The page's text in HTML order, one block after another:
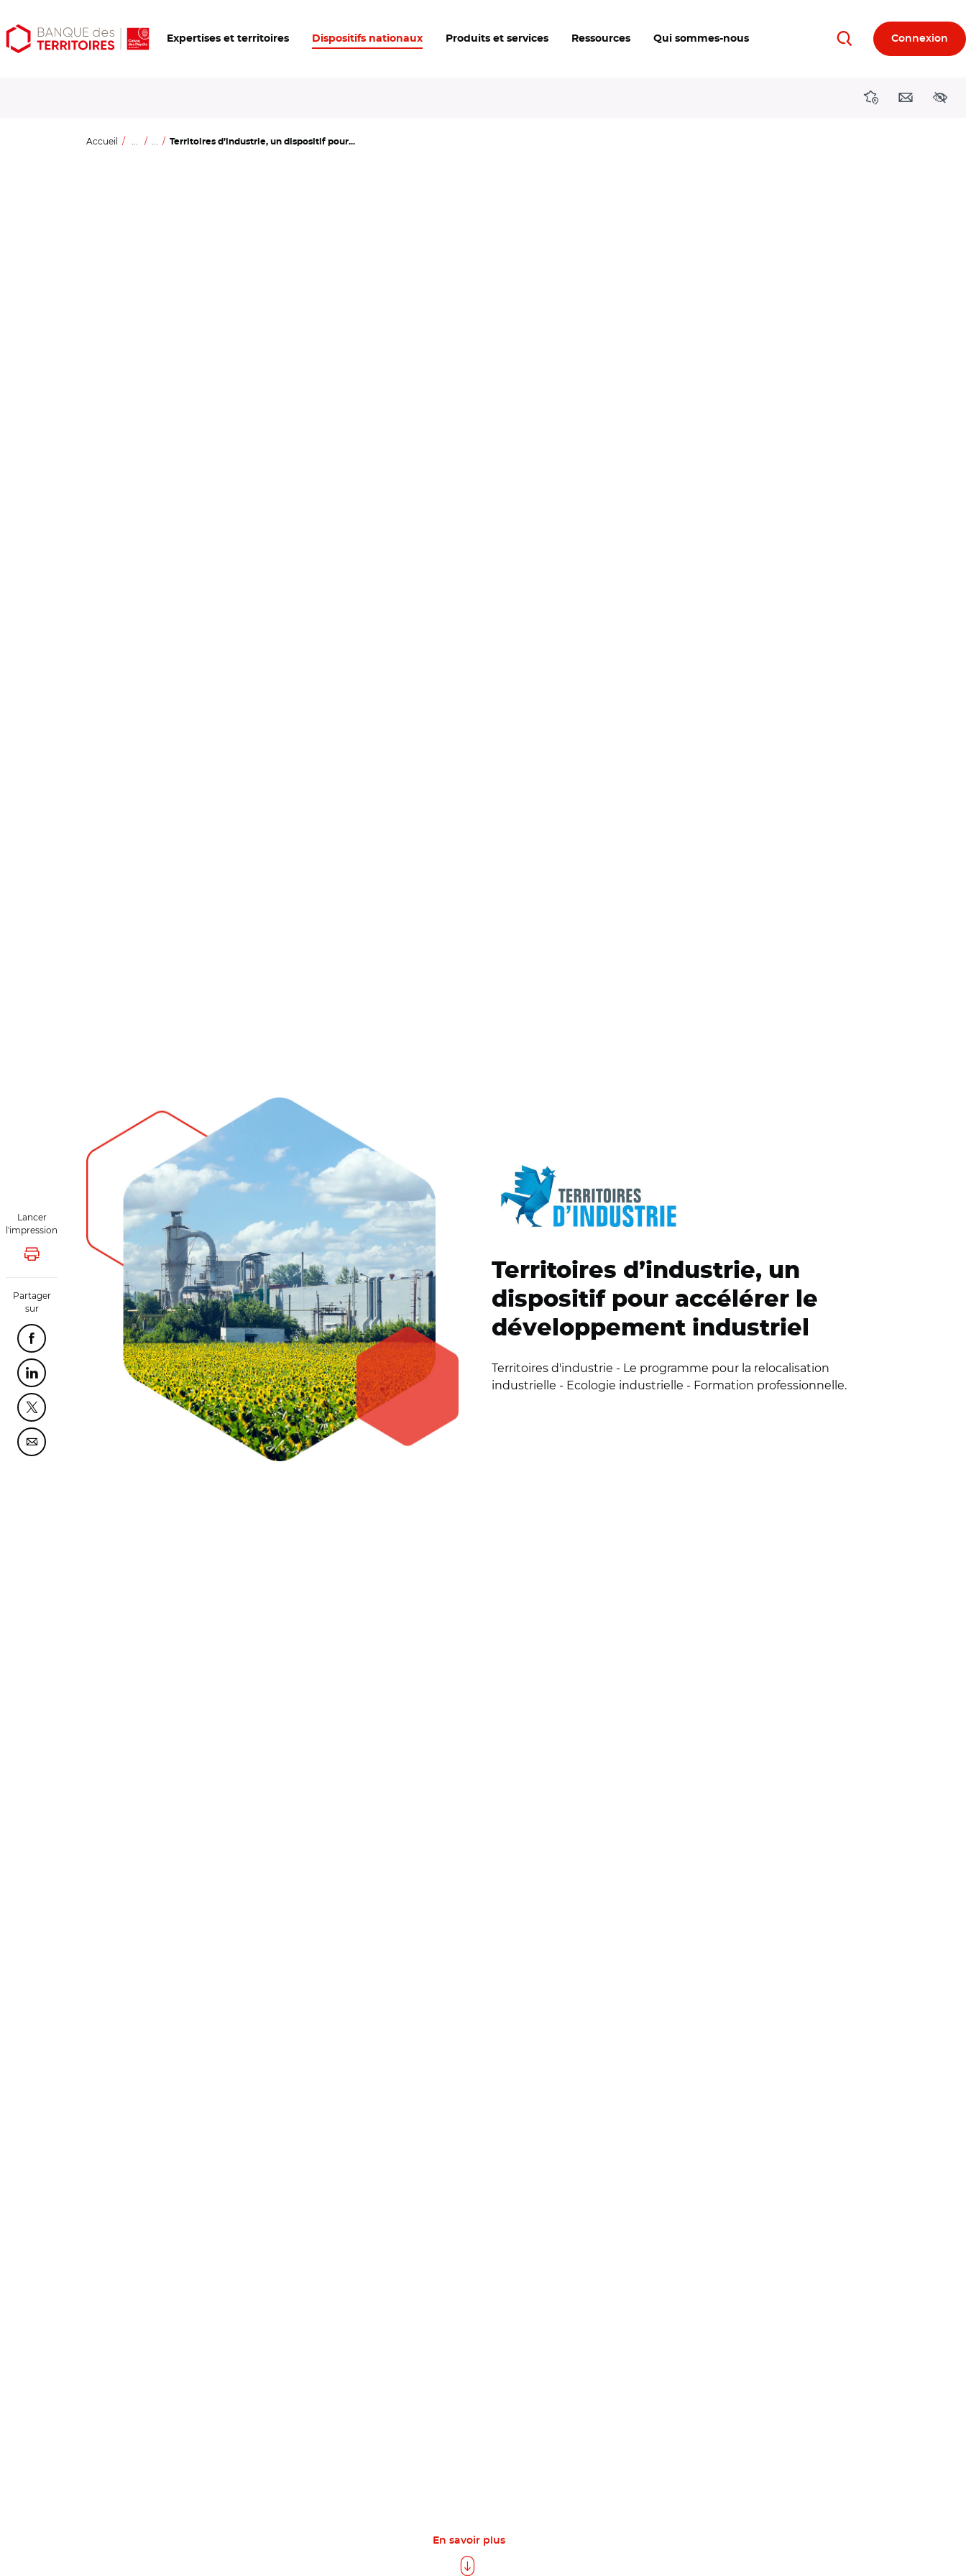
Aller
au
Aller
au
Ouvrir
les
Expertises et territoires Dispositifs nationaux Produits et services Ressources Qui sommes-nous RechercherConnexion
DirectionsContact
Accueil ... ... Territoires d’industrie, un dispositif pour...
Lancer
l'impression
Lancer l'impression
Partager
sur
Partager cette page sur Facebook
Partager cette page sur Linkedin
Partager cette page sur Twitter
Partager cette page sur Courriel
Territoires d’industrie, un
dispositif pour accélérer le
développement industriel
Territoires d'industrie - Le programme pour la relocalisation
industrielle - Ecologie industrielle - Formation professionnelle.
En savoir plus